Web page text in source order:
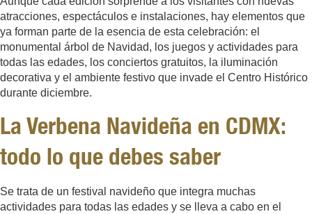
atracciones, espectáculos e instalaciones, hay elementos que
ya forman parte de la esencia de esta celebración: el
monumental árbol de Navidad, los juegos y actividades para
todas las edades, los conciertos gratuitos, la iluminación
decorativa y el ambiente festivo que invade el Centro Histórico
durante diciembre.
La Verbena Navideña en CDMX:
todo lo que debes saber
Se trata de un festival navideño que integra muchas
actividades para todas las edades y se lleva a cabo en el